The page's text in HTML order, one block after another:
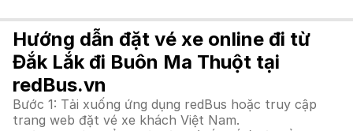
Hướng dẫn đặt vé xe online đi từ
Đắk Lắk đi Buôn Ma Thuột tại
redBus.vn
Bước 1: Tải xuống ứng dụng redBus hoặc truy cập
trang web đặt vé xe khách Việt Nam.